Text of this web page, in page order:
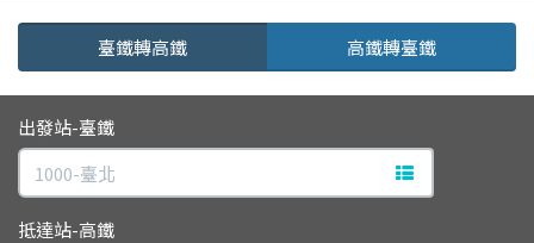
臺鐵轉高鐵 高鐵轉臺鐵
出發站-臺鐵
文字站點查詢
抵達站-高鐵